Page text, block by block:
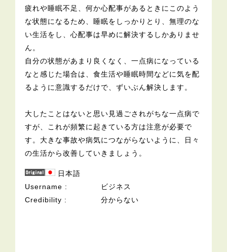
疲れや睡眠不足、何か心配事があるときにこのよう
な状態になるため、睡眠をしっかりとり、無理のな
い生活をし、心配事は早めに解決するしかありませ
ん。
自分の状態があまり良くなく、一点病になっている
なと感じた場合は、食生活や睡眠時間などに気を配
るように意識するだけで、ずいぶん解決します。
大したことはないと思い見過ごされがちな一点病で
すが、これが頻繁に起きている方は注意が必要で
す。大きな事故や病気につながらないように、日々
の生活から改善していきましょう。
日本語
Username
ビジネス
Credibility
分からない